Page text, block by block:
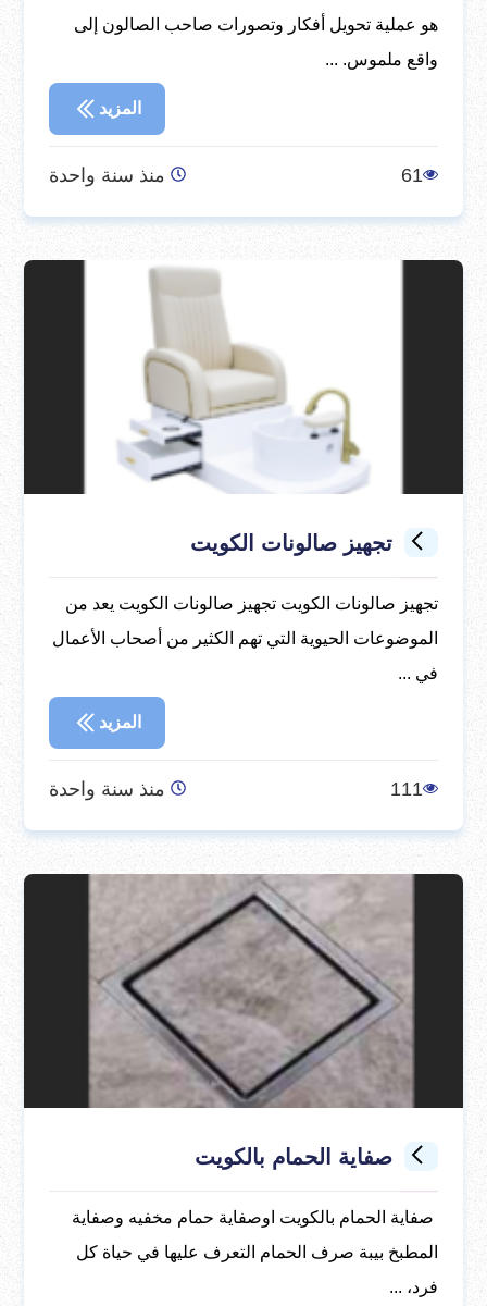
هو عملية تحويل أفكار وتصورات صاحب الصالون إلى
واقع ملموس. ...
المزيد
61 منذ سنة واحدة
تجهيز صالونات الكويت
تجهيز صالونات الكويت تجهيز صالونات الكويت يعد من
الموضوعات الحيوية التي تهم الكثير من أصحاب الأعمال
في ...
المزيد
111 منذ سنة واحدة
صفاية الحمام بالكويت
صفاية الحمام بالكويت اوصفاية حمام مخفيه وصفاية
المطبخ بيبة صرف الحمام التعرف عليها في حياة كل
فرد، ...